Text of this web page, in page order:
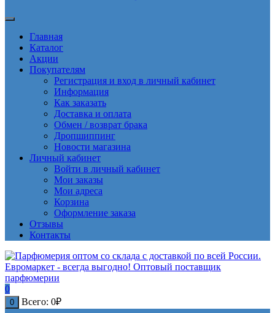
Главная
Каталог
Акции
Покупателям
Регистрация и вход в личный кабинет
Информация
Как заказать
Доставка и оплата
Обмен / возврат брака
Дропшиппинг
Новости магазина
Личный кабинет
Войти в личный кабинет
Мои заказы
Мои адреса
Корзина
Оформление заказа
Отзывы
Контакты
0
0 Всего: 0₽